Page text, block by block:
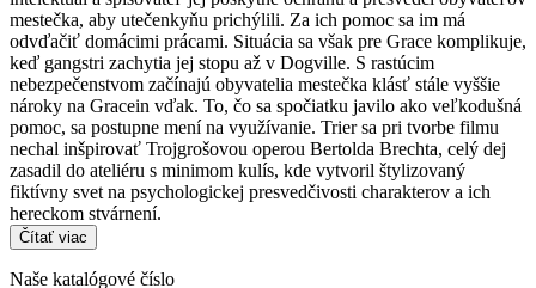
mestečka, aby utečenkyňu prichýlili. Za ich pomoc sa im má
odvďačiť domácimi prácami. Situácia sa však pre Grace komplikuje,
keď gangstri zachytia jej stopu až v Dogville. S rastúcim
nebezpečenstvom začínajú obyvatelia mestečka klásť stále vyššie
nároky na Gracein vďak. To, čo sa spočiatku javilo ako veľkodušná
pomoc, sa postupne mení na využívanie. Trier sa pri tvorbe filmu
nechal inšpirovať Trojgrošovou operou Bertolda Brechta, celý dej
zasadil do ateliéru s minimom kulís, kde vytvoril štylizovaný
fiktívny svet na psychologickej presvedčivosti charakterov a ich
hereckom stvárnení.
Čítať viac
Naše katalógové číslo